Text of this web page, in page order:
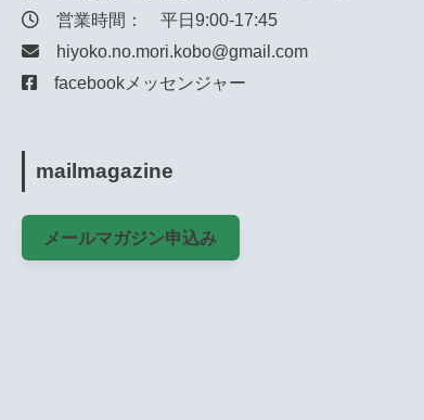
営業時間： 平日9:00-17:45
hiyoko.no.mori.kobo@gmail.com
facebookメッセンジャー
mailmagazine
メールマガジン申込み